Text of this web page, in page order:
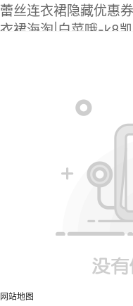
蕾丝连衣裙隐藏优惠
衣裙海淘|白菜哦-k8
网站地图